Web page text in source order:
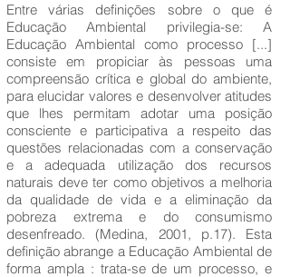
Entre várias definições sobre o que é
Educação Ambiental privilegia-se: A
Educação Ambiental como processo [...]
consiste em propiciar às pessoas uma
compreensão crítica e global do ambiente,
para elucidar valores e desenvolver atitudes
que lhes permitam adotar uma posição
consciente e participativa a respeito das
questões relacionadas com a conservação
e a adequada utilização dos recursos
naturais deve ter como objetivos a melhoria
da qualidade de vida e a eliminação da
pobreza extrema e do consumismo
desenfreado. (Medina, 2001, p.17). Esta
definição abrange a Educação Ambiental de
forma ampla : trata-se de um processo, e